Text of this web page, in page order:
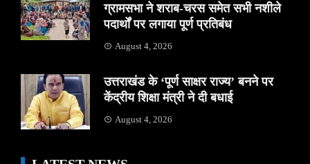
ग्रामसभा ने शराब-चरस समेत सभी नशीले
पदार्थों पर लगाया पूर्ण प्रतिबंध
August 4, 2026
उत्तराखंड के ‘पूर्ण साक्षर राज्य’ बनने पर
केंद्रीय शिक्षा मंत्री ने दी बधाई
August 4, 2026